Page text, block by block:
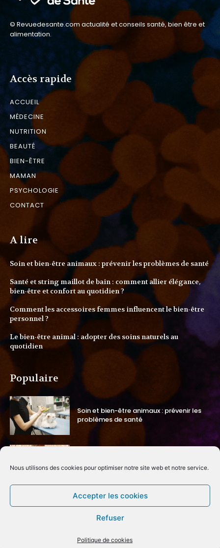
Nous utilisons des cookies pour optimiser notre site web et notre service.
Accepter les cookies
Refuser
Politique de cookies
© Revuedesante.com actualité et conseils santé, bien être et
alimentation.
Accès rapide
ACCUEIL
MÉDECINE
NUTRITION
BEAUTÉ
BIEN-ÊTRE
MAMAN
PSYCHOLOGIE
CONTACT
A lire
Soin et bien-être animaux : prévenir les problèmes de santé
Santé et string maillot de bain : comment allier élégance,
bien-être et confort au quotidien ?
Comment les accessoires femmes influencent le bien-être
personnel ?
Le bien-être animal : adopter des soins naturels au
quotidien
Populaire
Soin et bien-être animaux : prévenir les
problèmes de santé
comment allier élégance, bien-être et
confort au quotidien ?
Comment les accessoires femmes
influencent le bien-être personnel ?